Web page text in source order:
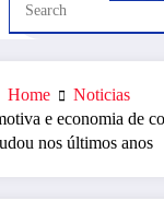
Home
Noticias
e economia de
nos últimos anos